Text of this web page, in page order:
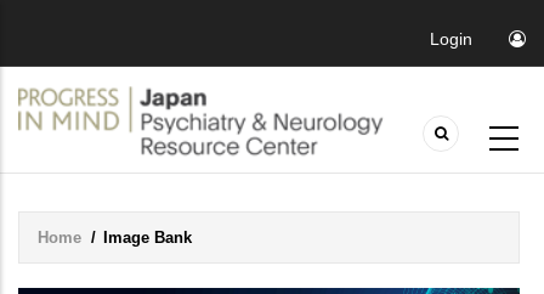
Login
Breadcrumb
Home / Image Bank